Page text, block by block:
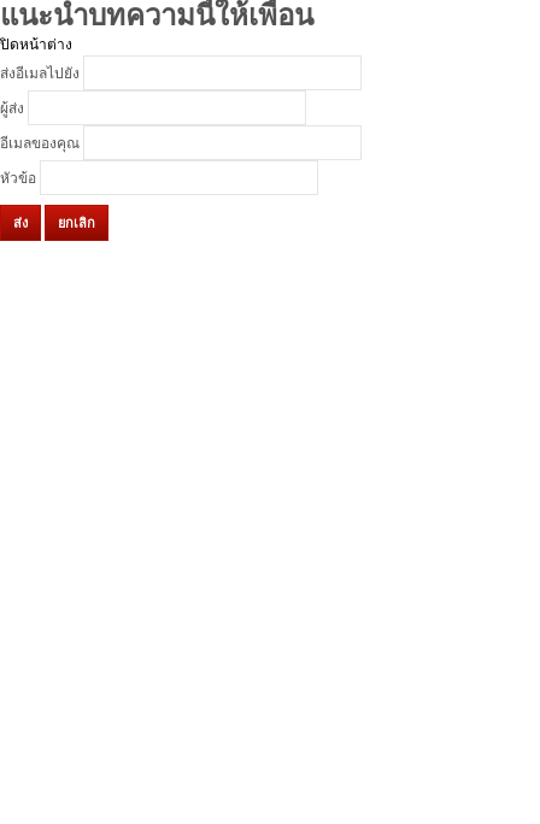
แนะนำบทความนี้ให้เพื่อน
ปิดหน้าต่าง
ส่งอีเมลไปยัง
ผู้ส่ง
อีเมลของคุณ
หัวข้อ
ส่ง ยกเลิก